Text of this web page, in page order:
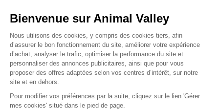
Bienvenue sur Animal Valley
Plateforme de Gestion du
Nous utilisons des cookies, y compris des cookies tiers, afin
d’assurer le bon fonctionnement du site, améliorer votre expérience
d’achat, analyser le trafic, optimiser la performance du site et
personnaliser des annonces publicitaires, ainsi que pour vous
proposer des offres adaptées selon vos centres d’intérêt, sur notre
site et en dehors.
Pour modifier vos préférences par la suite, cliquez sur le lien 'Gérer
mes cookies' situé dans le pied de page.
Axeptio consent
Ces produits peuvent vous